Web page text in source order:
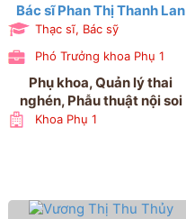
Bác sĩ Phan Thị Thanh Lan
Thạc sĩ, Bác sỹ
Phó Trưởng khoa Phụ 1
Phụ khoa, Quản lý thai
nghén, Phẫu thuật nội soi
Khoa Phụ 1